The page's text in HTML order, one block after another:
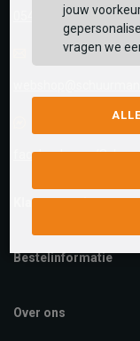
0545-280081
E-mail Antwoord
Facebook chat
facebook.com/
Klantenservice
Bestelinformatie
Over ons
jouw
vragen we